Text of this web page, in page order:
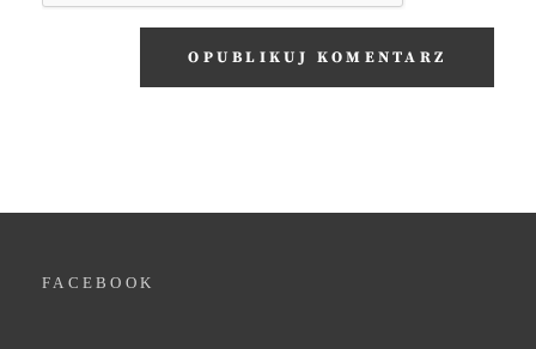
FACEBOOK